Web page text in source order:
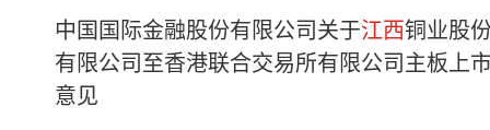
中国国际金融股份有限公司关于江西铜业股
有限公司至香港联合交易所有限公司主板上
意见